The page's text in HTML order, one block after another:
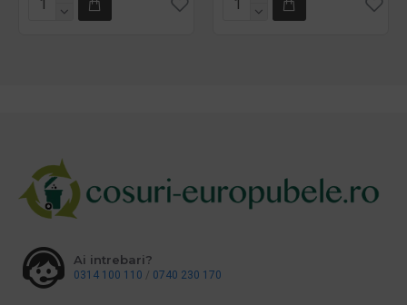
Ai intrebari?
0314 100 110 / 0740 230 170